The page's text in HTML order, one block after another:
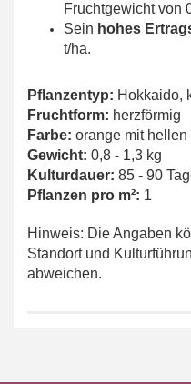
Fruchtgewicht von
Sein hohes
t/ha.
Pflanzentyp: Hokkaido,
Fruchtform: herzförmig
Farbe: orange mit hellen
Gewicht: 0,8 - 1,3 kg
Kulturdauer: 85 - 90
Pflanzen pro m²: 1
Hinweis: Die Angaben
Standort und
abweichen.